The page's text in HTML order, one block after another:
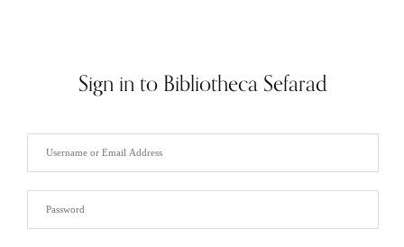
Sign in to Bibliotheca Sefarad